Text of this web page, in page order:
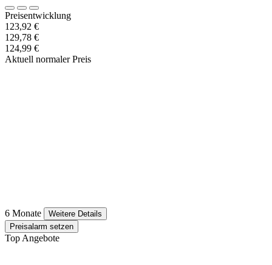
Preisentwicklung
123,92 €
129,78 €
124,99 €
Aktuell normaler Preis
6 Monate
Weitere Details
Preisalarm setzen
Top Angebote